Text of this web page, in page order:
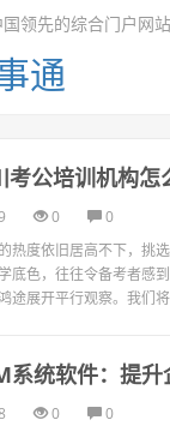
领先的综合门户网站
通
考公培训机构
0
0
热度依旧居高不下，挑
底色，往往令备考者感
途展开平行观察。我们
系统软件：提
0
0